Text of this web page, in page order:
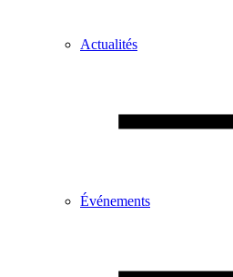
Actualités
Événements